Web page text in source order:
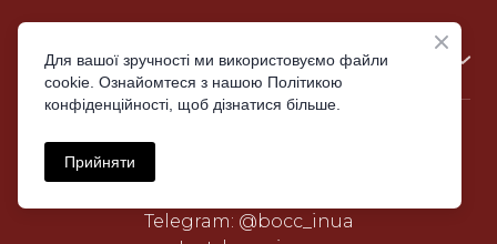
Idioma
UA | UA-ru |KZ-ru
US-en
Email: moc.liamg%40auni.ccob
Telegram: @bocc_inua
Для вашої зручності ми використовуємо файли
cookie. Ознайомтеся з нашою Політикою
конфіденційності, щоб дізнатися більше.
Прийняти